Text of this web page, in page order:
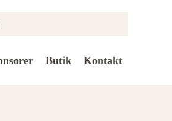
Butik Kontakt